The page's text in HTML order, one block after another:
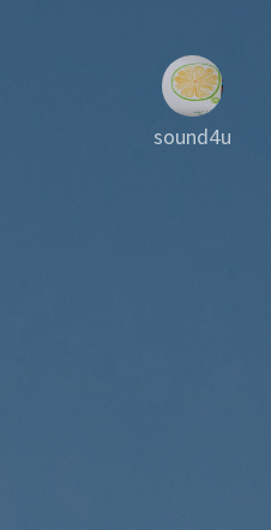
sound4u